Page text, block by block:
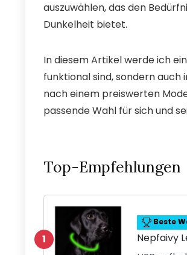
auszuwählen, das den
Dunkelheit bietet.
In diesem Artikel werde ich
funktional sind, sondern auch
nach einem preiswerten
passende Wahl für sich und
Top-Empfehlungen
1
Beste
Nepfaivy